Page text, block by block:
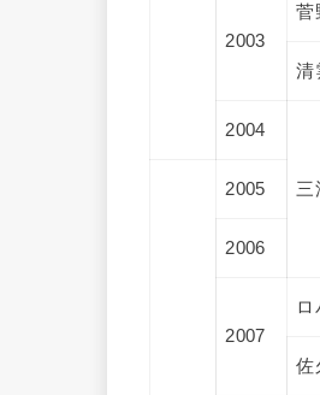
2003
菅
清
2004
三
2005
2006
2007
ロ
佐